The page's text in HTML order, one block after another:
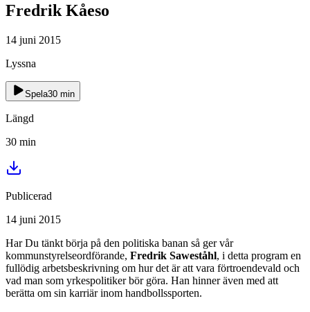
Fredrik Kåeso
14 juni 2015
Lyssna
Spela30 min
Längd
30 min
Publicerad
14 juni 2015
Har Du tänkt börja på den politiska banan så ger vår
kommunstyrelseordförande, Fredrik Saweståhl, i detta program en
fullödig arbetsbeskrivning om hur det är att vara förtroendevald och
vad man som yrkespolitiker bör göra. Han hinner även med att
berätta om sin karriär inom handbollssporten.